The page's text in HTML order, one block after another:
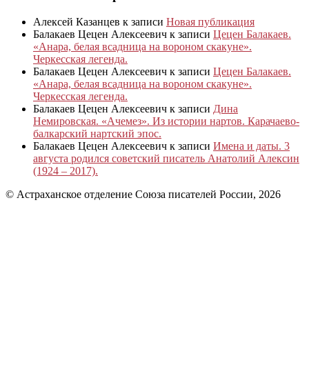
Алексей Казанцев к записи Новая публикация
Балакаев Цецен Алексеевич к записи Цецен Балакаев.
«Анара, белая всадница на вороном скакуне».
Черкесская легенда.
Балакаев Цецен Алексеевич к записи Цецен Балакаев.
«Анара, белая всадница на вороном скакуне».
Черкесская легенда.
Балакаев Цецен Алексеевич к записи Дина
Немировская. «Ачемез». Из истории нартов. Карачаево-
балкарский нартский эпос.
Балакаев Цецен Алексеевич к записи Имена и даты. 3
августа родился советский писатель Анатолий Алексин
(1924 – 2017).
© Астраханское отделение Союза писателей России, 2026